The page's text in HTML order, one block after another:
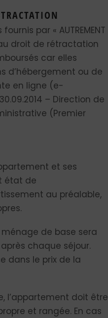
par « AUTREMENT
droit de rétractation
car elles
d’hébergement ou de
en ligne (e-
– Direction de
(Premier
et ses
état de
au préalable,
de base sera
chaque séjour.
dans le prix de la
l’appartement doit être
et rangée. En cas